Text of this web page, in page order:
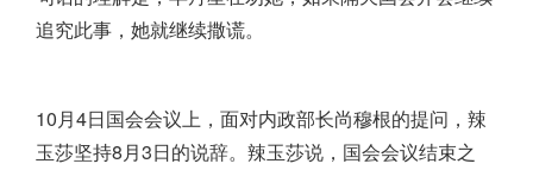
追究此事，她就继续撒谎。
10月4日国会会议上，面对内政部长尚穆根的提问，辣
玉莎坚持8月3日的说辞。辣玉莎说，国会会议结束之